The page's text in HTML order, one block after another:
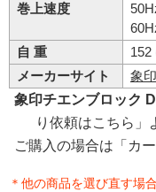
巻上速度
自 重
152
メーカーサイト
象
象印チエンブロック
り依頼はこちら」
ご購入の場合は「カ
＊他の商品を選び直す場